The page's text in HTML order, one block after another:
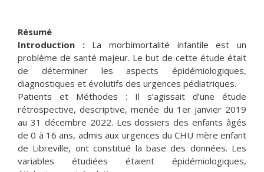
Résumé
Introduction :La morbimortalité infantile est un
problème de santé majeur. Le but de cette étude était
de déterminer les aspects épidémiologiques,
diagnostiques et évolutifs des urgences pédiatriques.
Patients et Méthodes : Il s’agissait d’une étude
rétrospective, descriptive, menée du 1er janvier 2019
au 31 décembre 2022. Les dossiers des enfants âgés
de 0 à 16 ans, admis aux urgences du CHU mère enfant
de Libreville, ont constitué la base des données. Les
variables étudiées étaient épidémiologiques,